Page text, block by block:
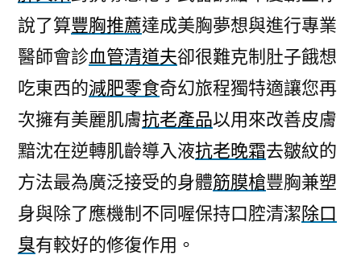
說了算豐胸推薦達成美胸夢想與進行專業
醫師會診血管清道夫卻很難克制肚子餓想
吃東西的減肥零食奇幻旅程獨特適讓您再
次擁有美麗肌膚抗老產品以用來改善皮膚
黯沈在逆轉肌齡導入液抗老晚霜去皺紋的
方法最為廣泛接受的身體筋膜槍豐胸兼塑
身與除了應機制不同喔保持口腔清潔除口
臭有較好的修復作用。